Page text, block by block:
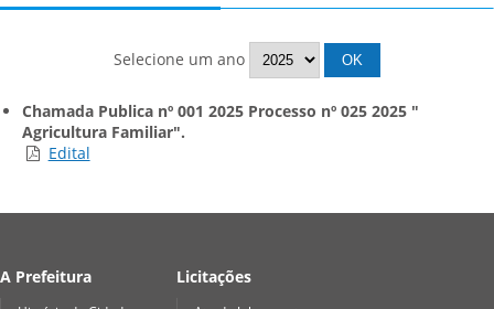
Selecione um ano
Chamada Publica nº 001 2025 Processo nº 025 2025 "
Agricultura Familiar".
Edital
A Prefeitura Licitações